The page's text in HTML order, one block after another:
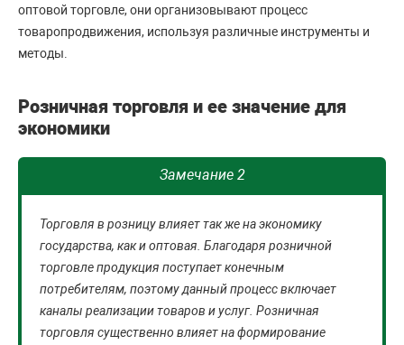
оптовой торговле, они организовывают процесс
товаропродвижения, используя различные инструменты и
методы.
Розничная торговля и ее значение для
экономики
Замечание 2
Торговля в розницу влияет так же на экономику
государства, как и оптовая. Благодаря розничной
торговле продукция поступает конечным
потребителям, поэтому данный процесс включает
каналы реализации товаров и услуг. Розничная
торговля существенно влияет на формирование